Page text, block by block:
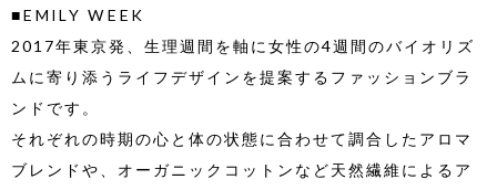
■EMILY WEEK
2017年東京発、生理週間を軸に女性の4週間のバイオリズ
ムに寄り添うライフデザインを提案するファッションブラ
ンドです。
それぞれの時期の心と体の状態に合わせて調合したアロマ
ブレンドや、オーガニックコットンなど天然繊維によるア